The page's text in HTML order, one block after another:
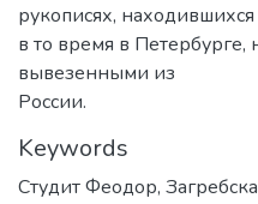
рукописях, находившихся
в то время в
вывезенными из
России.
Keywords
Студит Феодор,